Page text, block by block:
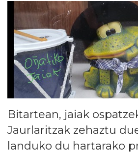
Bitartean, jaiak
Jaurlaritzak zehaztu
landuko du hartarako